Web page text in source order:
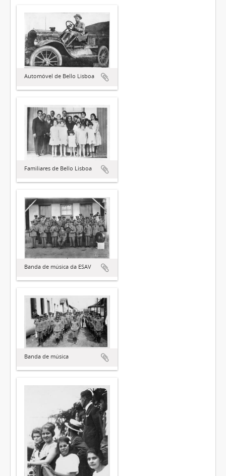
Automóvel de Bello Lisboa
Familiares de Bello Lisboa
Banda de música da ESAV
Banda de música